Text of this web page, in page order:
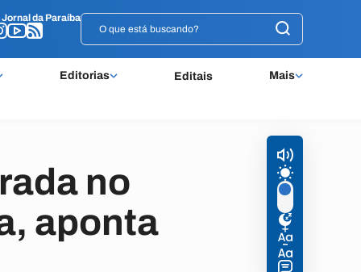
Jornal da Paraíba
Editorias Editais Mais
Jornal da Paraíba
no
aponta